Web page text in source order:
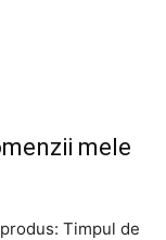
mele
Timpul de